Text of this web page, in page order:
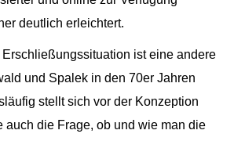
deutlich erleichtert.
ist eine andere
und Spalek in den 70er Jahren
stellt sich vor der Konzeption
auch die Frage, ob und wie man die